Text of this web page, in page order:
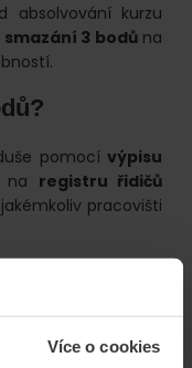
Více o cookies
absolvování kurzu
3 bodůna
pomocívýpisu
na registru řidičů
pracovišti
výpis z karty řidiče
tohoto formulářea